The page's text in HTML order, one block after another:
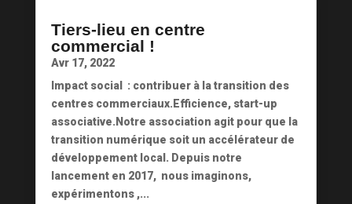
Tiers-lieu en centre
commercial !
Avr 17, 2022
Impact social : contribuer à la transition des
centres commerciaux.Efficience, start-up
associative.Notre association agit pour que la
transition numérique soit un accélérateur de
développement local. Depuis notre
lancement en 2017, nous imaginons,
expérimentons ,...